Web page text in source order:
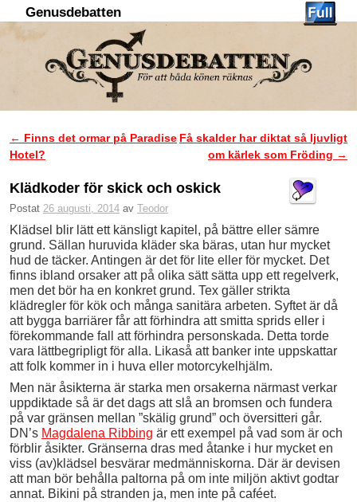
Genusdebatten
Inläggsnavigering
← Finns det ormar på Paradise
Hotel?
Få skalder har diktat så ljuvligt
om kärlek som Fröding →
Klädkoder för skick och oskick
Postat 26 augusti, 2014 av Teodor
Klädsel blir lätt ett känsligt kapitel, på bättre eller sämre
grund. Sällan huruvida kläder ska bäras, utan hur mycket
hud de täcker. Antingen är det för lite eller för mycket. Det
finns ibland orsaker att på olika sätt sätta upp ett regelverk,
men det bör ha en konkret grund. Tex gäller strikta
klädregler för kök och många sanitära arbeten. Syftet är då
att bygga barriärer får att förhindra att smitta sprids eller i
förekommande fall att förhindra personskada. Detta torde
vara lättbegripligt för alla. Likaså att banker inte uppskattar
att folk kommer in i huva eller motorcykelhjälm.
Men när åsikterna är starka men orsakerna närmast verkar
uppdiktade så är det dags att slå an bromsen och fundera
på var gränsen mellan ”skälig grund” och översitteri går.
DN’s Magdalena Ribbing är ett exempel på vad som är och
förblir åsikter. Gränserna dras med åtanke i hur mycket en
viss (av)klädsel besvärar medmänniskorna. Där är devisen
att man bör behålla paltorna på om inte miljön aktivt godtar
annat. Bikini på stranden ja, men inte på caféet.